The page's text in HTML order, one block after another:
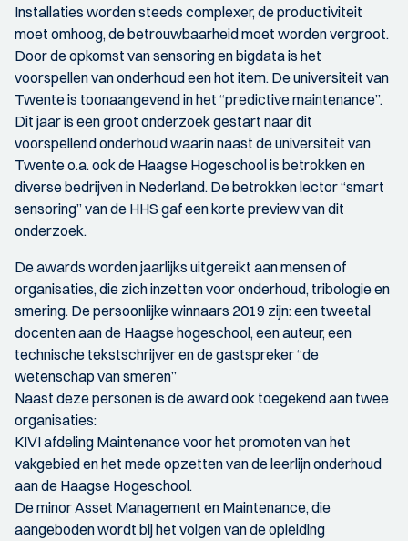
Installaties worden steeds complexer, de productiviteit
moet omhoog, de betrouwbaarheid moet worden vergroot.
Door de opkomst van sensoring en bigdata is het
voorspellen van onderhoud een hot item. De universiteit van
Twente is toonaangevend in het “predictive maintenance”.
Dit jaar is een groot onderzoek gestart naar dit
voorspellend onderhoud waarin naast de universiteit van
Twente o.a. ook de Haagse Hogeschool is betrokken en
diverse bedrijven in Nederland. De betrokken lector “smart
sensoring” van de HHS gaf een korte preview van dit
onderzoek.
De awards worden jaarlijks uitgereikt aan mensen of
organisaties, die zich inzetten voor onderhoud, tribologie en
smering. De persoonlijke winnaars 2019 zijn: een tweetal
docenten aan de Haagse hogeschool, een auteur, een
technische tekstschrijver en de gastspreker “de
wetenschap van smeren”
Naast deze personen is de award ook toegekend aan twee
organisaties:
KIVI afdeling Maintenance voor het promoten van het
vakgebied en het mede opzetten van de leerlijn onderhoud
aan de Haagse Hogeschool.
De minor Asset Management en Maintenance, die
aangeboden wordt bij het volgen van de opleiding